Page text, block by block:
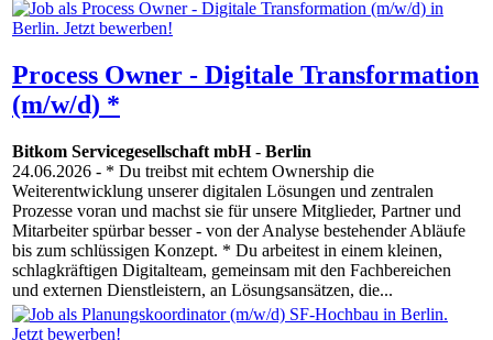
Process Owner - Digitale Transformation
(m/w/d) *
Bitkom Servicegesellschaft mbH- Berlin
24.06.2026 - * Du treibst mit echtem Ownership die
Weiterentwicklung unserer digitalen Lösungen und zentralen
Prozesse voran und machst sie für unsere Mitglieder, Partner und
Mitarbeiter spürbar besser - von der Analyse bestehender Abläufe
bis zum schlüssigen Konzept. * Du arbeitest in einem kleinen,
schlagkräftigen Digitalteam, gemeinsam mit den Fachbereichen
und externen Dienstleistern, an Lösungsansätzen, die...